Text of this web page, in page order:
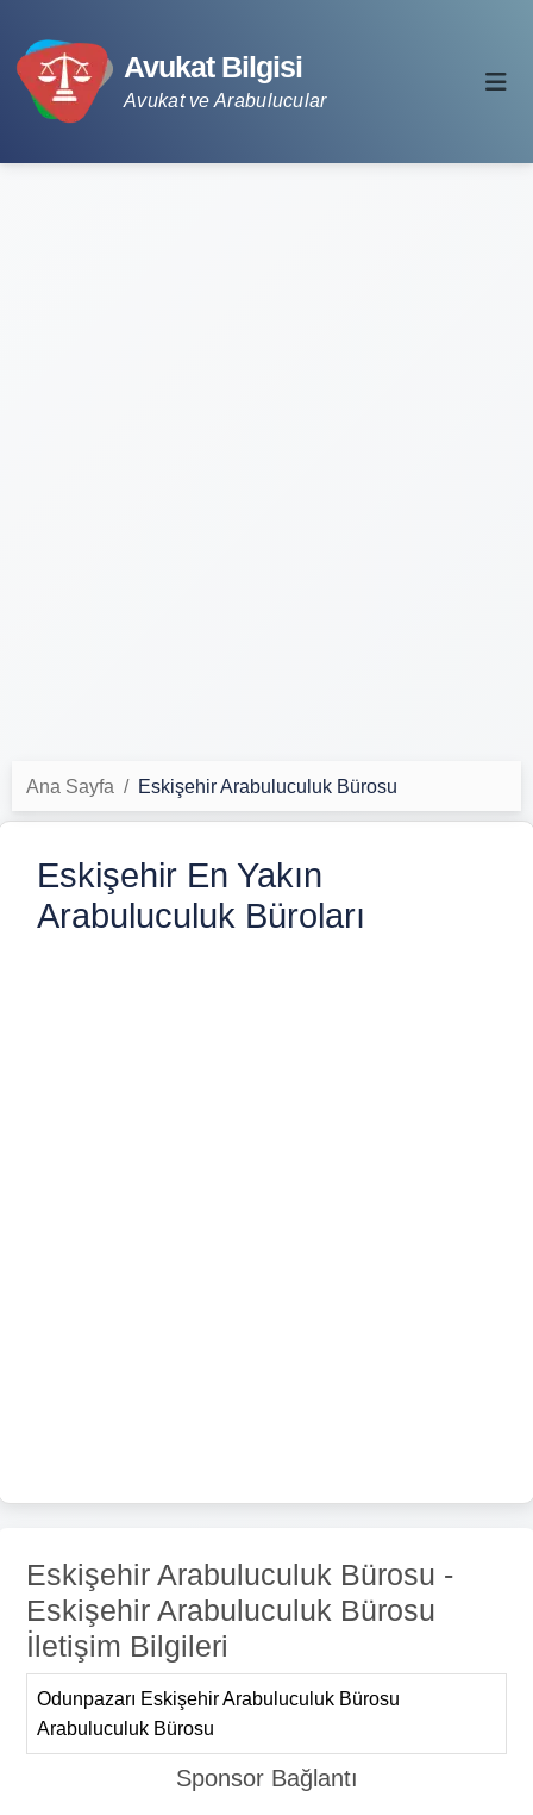
Avukat Bilgisi
Avukat ve Arabulucular
Ana Sayfa Eskişehir Arabuluculuk Bürosu
Eskişehir En Yakın
Arabuluculuk Büroları
Eskişehir Arabuluculuk Bürosu -
Eskişehir Arabuluculuk Bürosu
İletişim Bilgileri
Odunpazarı Eskişehir Arabuluculuk Bürosu
Arabuluculuk Bürosu
Sponsor Bağlantı